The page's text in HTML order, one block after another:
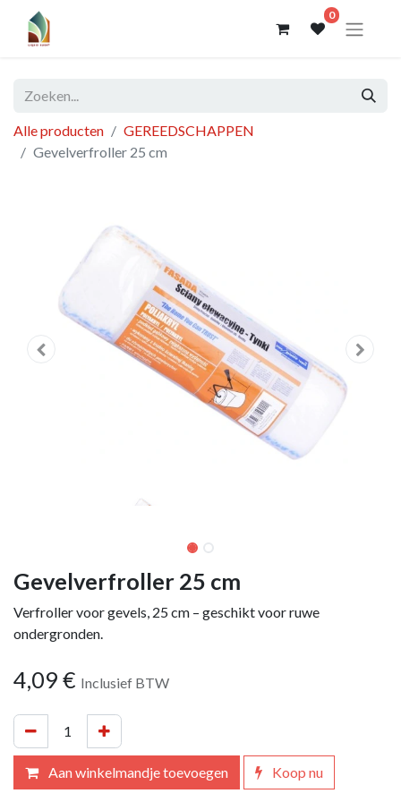
0
Alle producten
GEREEDSCHAPPEN
Gevelverfroller 25 cm
Gevelverfroller 25 cm
Verfroller voor gevels, 25 cm – geschikt voor ruwe
ondergronden.
4,09 € Inclusief BTW
Aan winkelmandje toevoegen Koop nu